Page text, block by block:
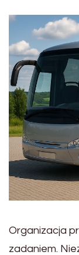
Organizacja
zadaniem.